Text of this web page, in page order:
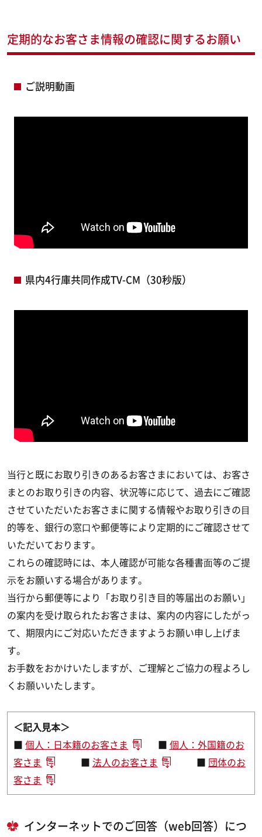
定期的なお客さま情報の確認に関するお願い
ご説明動画
県内4行庫共同作成TV-CM（30秒版）
当行と既にお取り引きのあるお客さまにおいては、お客さ
まとのお取り引きの内容、状況等に応じて、過去にご確認
させていただいたお客さまに関する情報やお取り引きの⽬
的等を、銀行の窓⼝や郵便等により定期的にご確認させて
いただいております。
これらの確認時には、本⼈確認が可能な各種書⾯等のご提
⽰をお願いする場合があります。
当行から郵便等により「お取り引き目的等届出のお願い」
の案内を受け取られたお客さまは、案内の内容にしたがっ
て、期限内にご対応いただきますようお願い申し上げま
す。
お手数をおかけいたしますが、ご理解とご協力の程よろし
くお願いいたします。
＜記入見本＞
■ 個人：日本籍のお客さま ■ 個人：外国籍のお
客さま
■ 法人のお客さま ■ 団体のお
客さま
インターネットでのご回答（web回答）につ